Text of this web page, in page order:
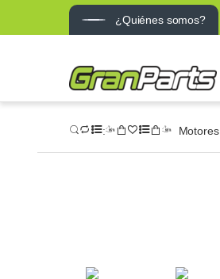
¿Quiénes somos?
Motores